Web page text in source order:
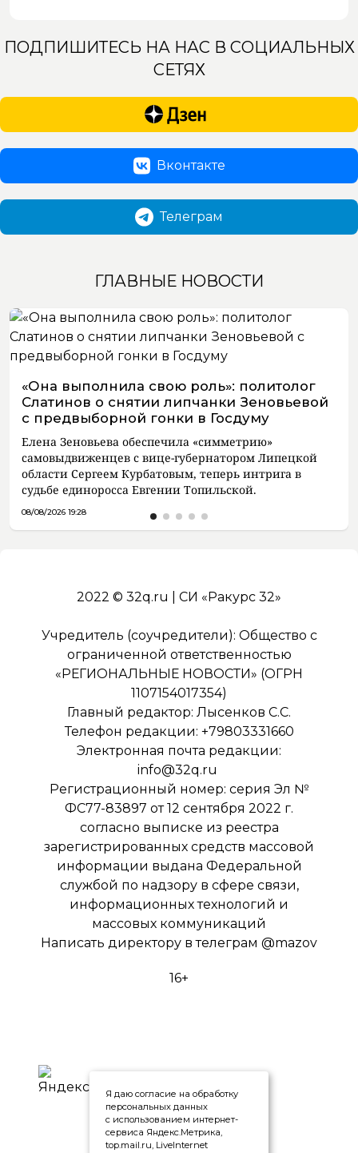
ПОДПИШИТЕСЬ НА НАС В СОЦИАЛЬНЫХ
СЕТЯХ
Вконтакте
Телеграм
ГЛАВНЫЕ НОВОСТИ
«Она выполнила свою роль»: политолог
Слатинов о снятии липчанки Зеновьевой
с предвыборной гонки в Госдуму
Елена Зеновьева обеспечила «симметрию»
самовыдвиженцев с вице-губернатором Липецкой
области Сергеем Курбатовым, теперь интрига в
судьбе единоросса Евгении Топильской.
08/08/2026 19:28
2022 © 32q.ru | СИ «Ракурс 32»
Учредитель (соучредители): Общество с
ограниченной ответственностью
«РЕГИОНАЛЬНЫЕ НОВОСТИ» (ОГРН
1107154017354)
Главный редактор: Лысенков С.С.
Телефон редакции: +79803331660
Электронная почта редакции:
info@32q.ru
Регистрационный номер: серия Эл №
ФС77-83897 от 12 сентября 2022 г.
согласно выписке из реестра
зарегистрированных средств массовой
информации выдана Федеральной
службой по надзору в сфере связи,
информационных технологий и
массовых коммуникаций
Написать директору в телеграм @mazov
16+
Я даю согласие на обработку
персональных данных
с использованием интернет-
сервиса Яндекс.Метрика,
top.mail.ru, LiveInternet